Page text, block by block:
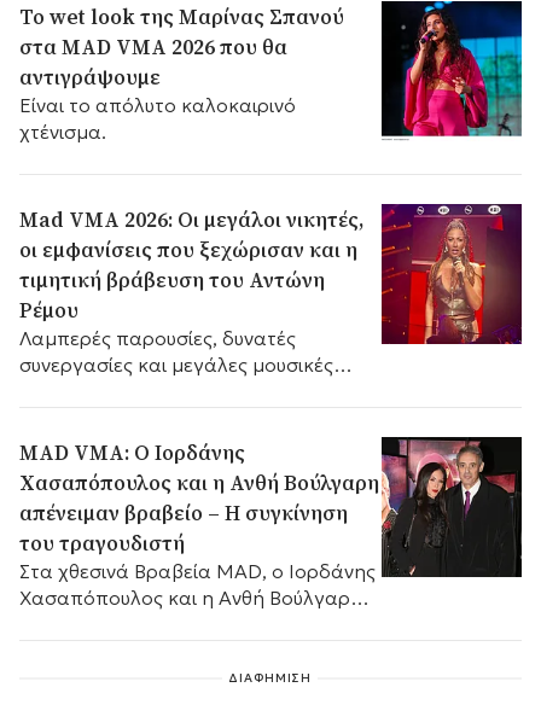
Το wet look της Μαρίνας Σπανού
στα MAD VMA 2026 που θα
αντιγράψουμε
Είναι το απόλυτο καλοκαιρινό
χτένισμα.
Mad VMA 2026: Οι μεγάλοι νικητές,
οι εμφανίσεις που ξεχώρισαν και η
τιμητική βράβευση του Αντώνη
Ρέμου
Λαμπερές παρουσίες, δυνατές
συνεργασίες και μεγάλες μουσικές
MAD VMA: Ο Ιορδάνης
Χασαπόπουλος και η Ανθή Βούλγαρη
απένειμαν βραβείο – Η συγκίνηση
του τραγουδιστή
Στα χθεσινά Βραβεία MAD, ο Ιορδάνης
Χασαπόπουλος και η Ανθή Βούλγαρη
ΔΙΑΦΗΜΙΣΗ